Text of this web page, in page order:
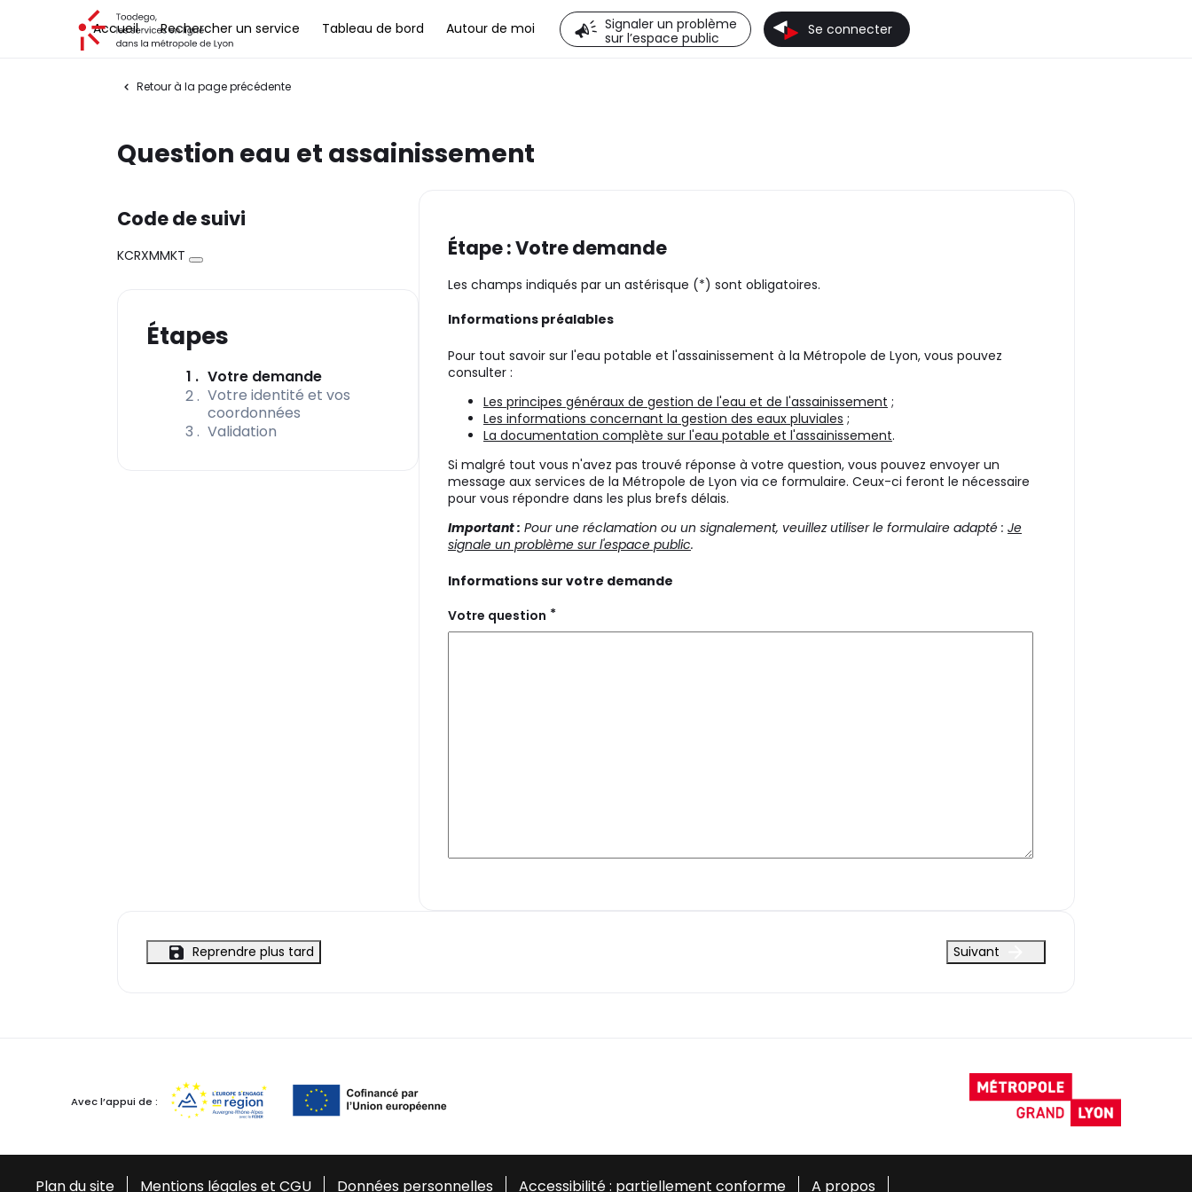
Accueil Rechercher un service Tableau de bord Autour de moi
Signaler un problème
sur l’espace public
Se connecter
Retour à la page précédente
Question eau et assainissement
Code de suivi
KCRXMMKT
Copier
Étapes
1 Votre demande(étape courante)
2
Votre identité et vos
coordonnées
3
Validation
Étape : Votre demande
Les champs indiqués par un astérisque (*) sont obligatoires.
Informations préalables
Pour tout savoir sur l'eau potable et l'assainissement à la Métropole de Lyon, vous pouvez
consulter :
Les principes généraux de gestion de l'eau et de l'assainissement ;
Les informations concernant la gestion des eaux pluviales ;
La documentation complète sur l'eau potable et l'assainissement.
Si malgré tout vous n'avez pas trouvé réponse à votre question, vous pouvez envoyer un
message aux services de la Métropole de Lyon via ce formulaire. Ceux-ci feront le nécessaire
pour vous répondre dans les plus brefs délais.
Important : Pour une réclamation ou un signalement, veuillez utiliser le formulaire adapté : Je
signale un problème sur l'espace public.
Informations sur votre demande
Votre question *
Suivant
Reprendre plus tard
Avec l’appui de :
Plan du site Mentions légales et CGU Données personnelles Accessibilité : partiellement conforme A propos